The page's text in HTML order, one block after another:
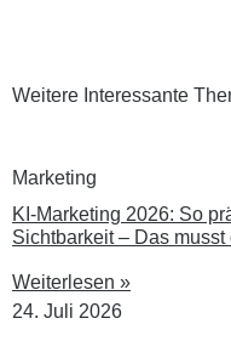
Weitere Interessante
Marketing
KI-Marketing 2026: So
Sichtbarkeit – Das
Weiterlesen »
24. Juli 2026